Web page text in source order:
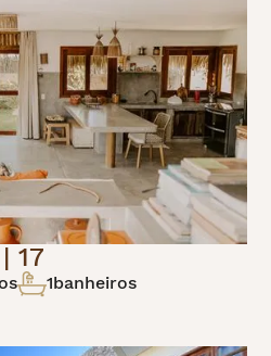
17
1banheiros